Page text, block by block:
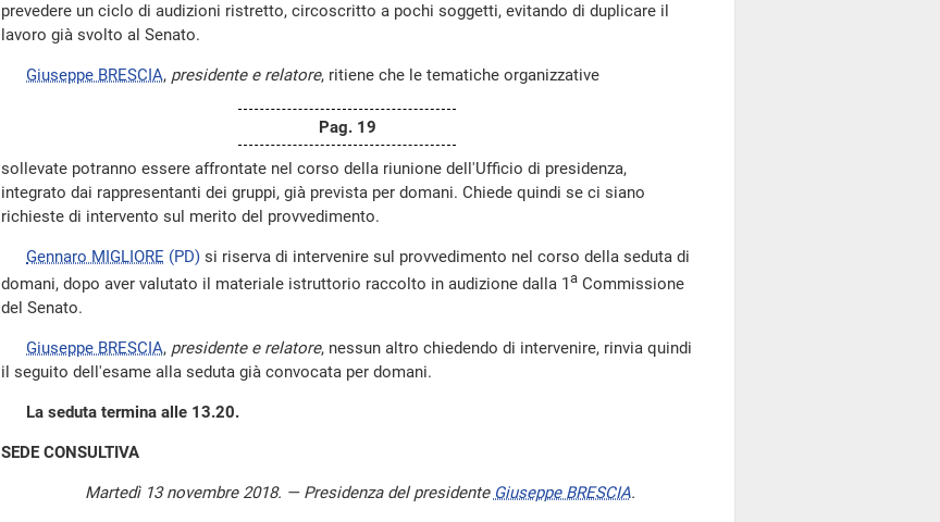
prevedere un ciclo di audizioni ristretto, circoscritto a pochi soggetti, evitando di duplicare il
lavoro già svolto al Senato.
Giuseppe BRESCIA, presidente e relatore, ritiene che le tematiche organizzative
Pag. 19
sollevate potranno essere affrontate nel corso della riunione dell'Ufficio di presidenza,
integrato dai rappresentanti dei gruppi, già prevista per domani. Chiede quindi se ci siano
richieste di intervento sul merito del provvedimento.
Gennaro MIGLIORE (PD) si riserva di intervenire sul provvedimento nel corso della seduta di
domani, dopo aver valutato il materiale istruttorio raccolto in audizione dalla 1a Commissione
del Senato.
Giuseppe BRESCIA, presidente e relatore, nessun altro chiedendo di intervenire, rinvia quindi
il seguito dell'esame alla seduta già convocata per domani.
La seduta termina alle 13.20.
SEDE CONSULTIVA
Martedì 13 novembre 2018. — Presidenza del presidente Giuseppe BRESCIA.